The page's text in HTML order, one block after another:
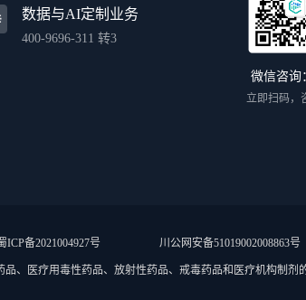
数据与AI定制业务
400-9696-311 转3
微信咨询
立即扫码，
ICP备2021004927号 川公网安备51019002008863号
品、医疗用毒性药品、放射性药品、戒毒药品和医疗机构制剂